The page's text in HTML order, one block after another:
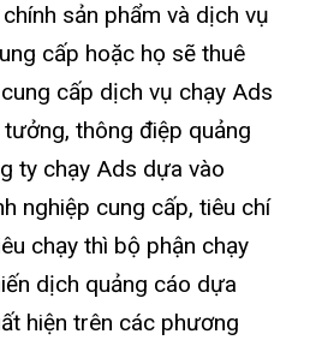
sản phẩm và dịch vụ
cấp hoặc họ sẽ thuê
cấp dịch vụ chạy Ads
thông điệp quảng
ty chạy Ads dựa vào
nghiệp cung cấp, tiêu chí
chạy thì bộ phận chạy
dịch quảng cáo dựa
hiện trên các phương